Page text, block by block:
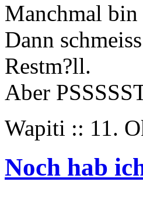
Manchmal
Dann
Restm?ll.
Aber
Wapiti :: 11.
Noch hab